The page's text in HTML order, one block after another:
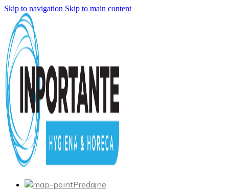
Skip to navigation Skip to main content
Predajne